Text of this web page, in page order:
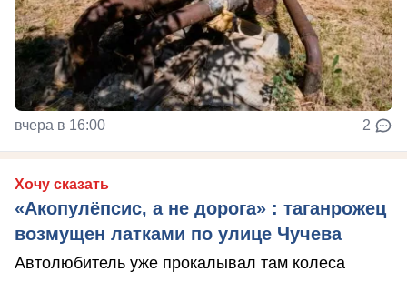
вчера в 16:00 2
Хочу сказать
«Акопулёпсис, а не дорога» : таганрожец
возмущен латками по улице Чучева
Автолюбитель уже прокалывал там колеса